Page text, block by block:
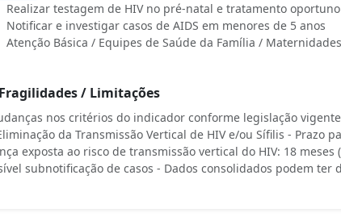
Realizar testagem de HIV no pré-natal e tratamento oportuno
Notificar e investigar casos de AIDS em menores de 5 anos
Atenção Básica / Equipes de Saúde da Família / Maternidades
Fragilidades / Limitações
nos critérios do indicador conforme legislação
da Transmissão Vertical de HIV e/ou Sífilis - Prazo
exposta ao risco de transmissão vertical do HIV: 18 meses
subnotificação de casos - Dados consolidados podem ter